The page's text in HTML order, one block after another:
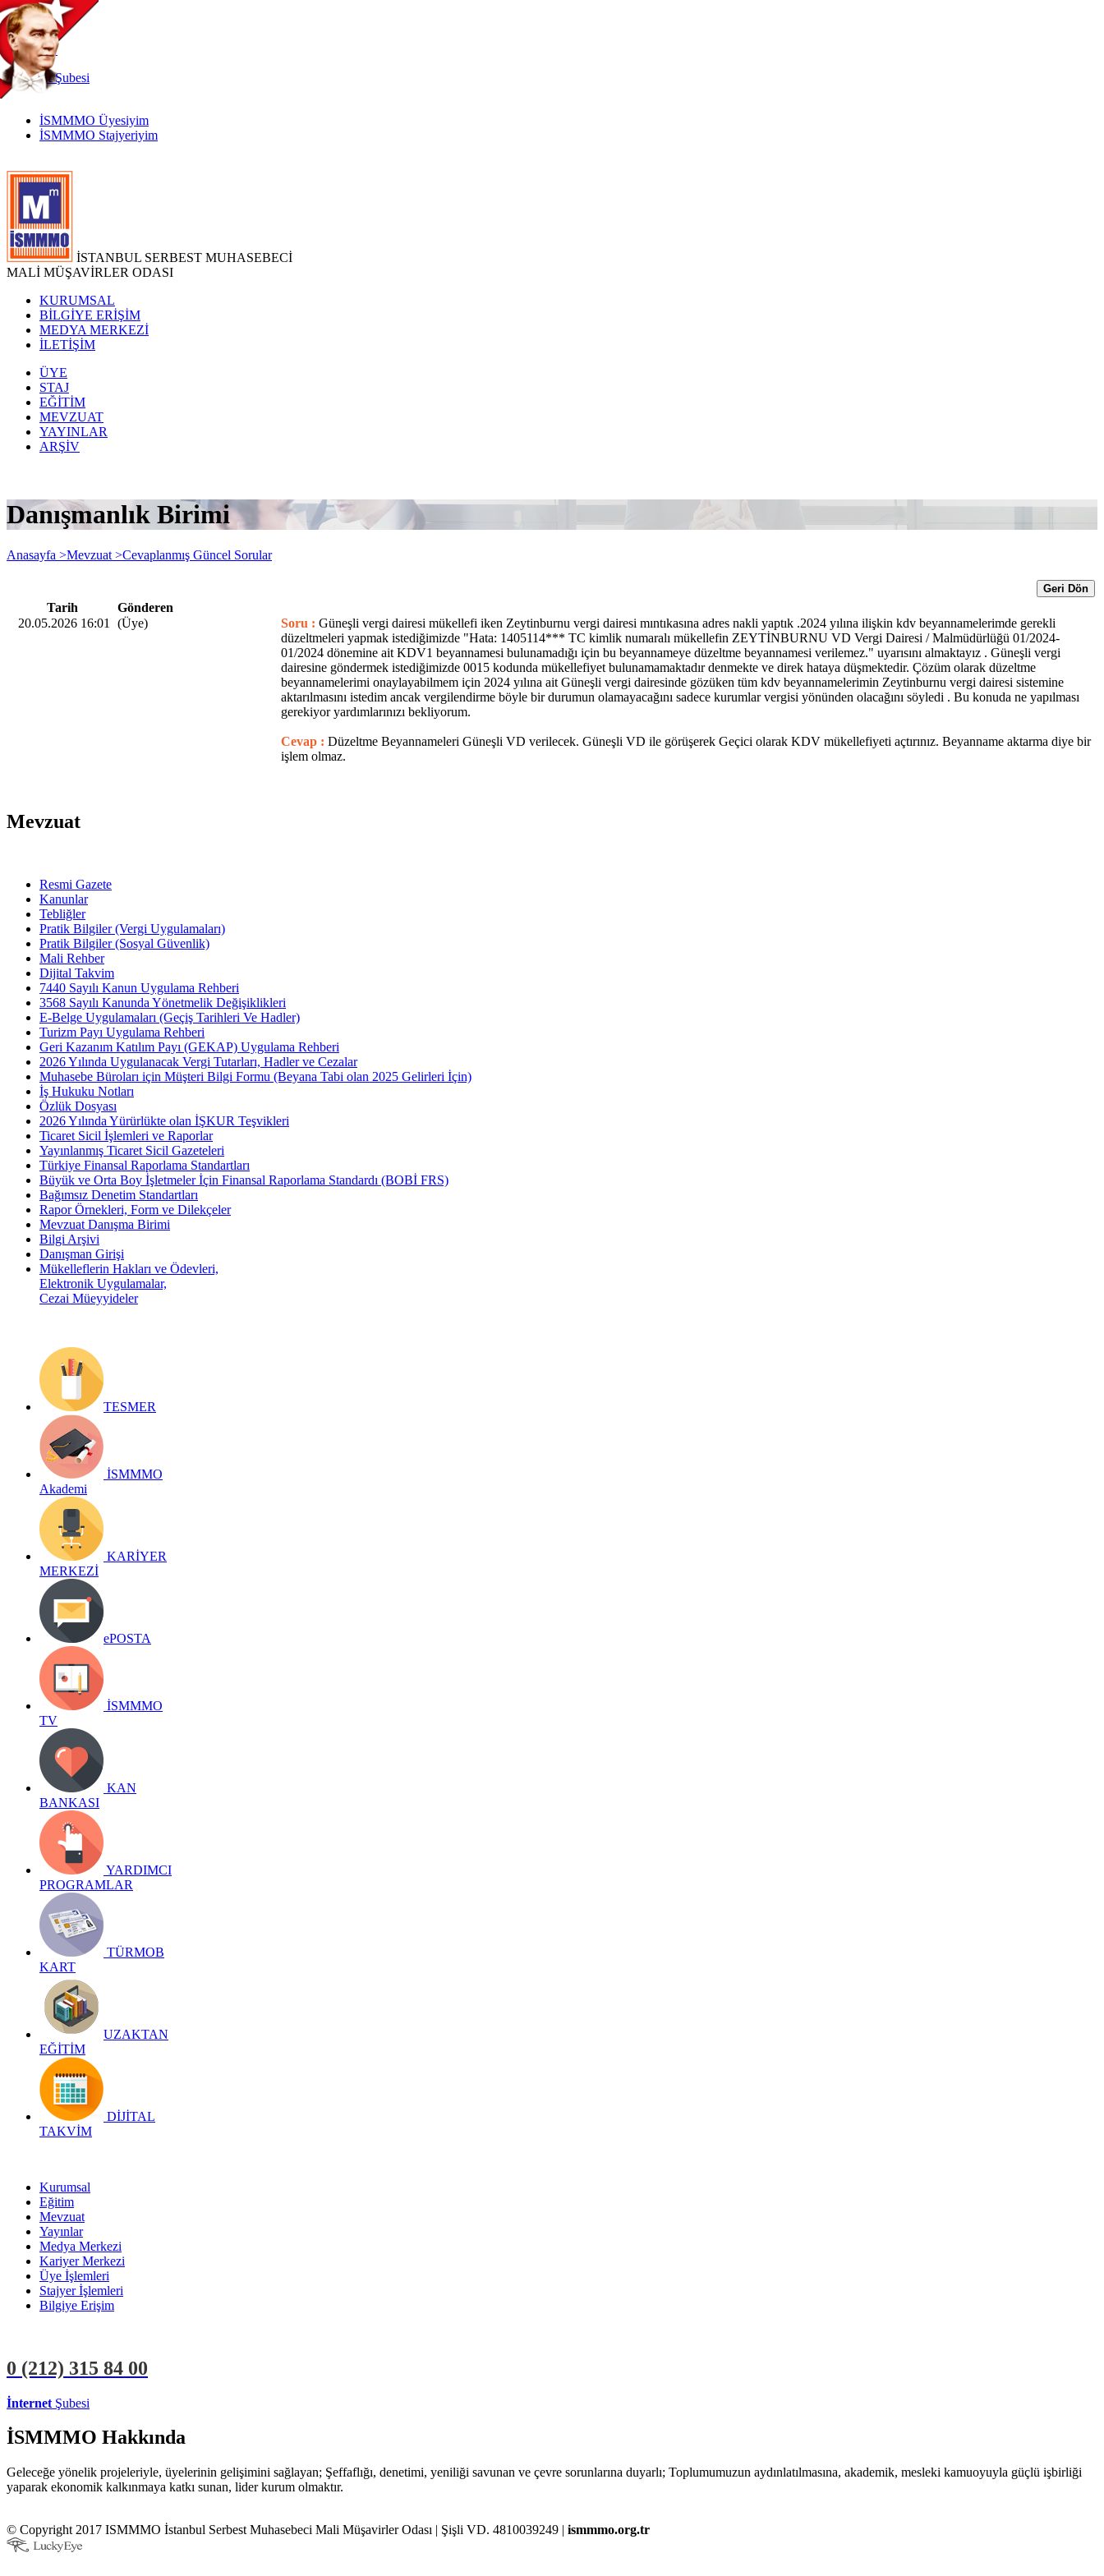
TR
|
EN
İnternetŞubesi
İSMMMO Üyesiyim
İSMMMO Stajyeriyim
İSTANBUL SERBEST MUHASEBECİ
MALİ MÜŞAVİRLER ODASI
KURUMSAL
BİLGİYE ERİŞİM
MEDYA MERKEZİ
İLETİŞİM
ÜYE
STAJ
EĞİTİM
MEVZUAT
YAYINLAR
ARŞİV
Danışmanlık Birimi
Anasayfa >Mevzuat >Cevaplanmış Güncel Sorular
Geri Dön
Tarih
Gönderen
20.05.2026 16:01
(Üye) Soru : Güneşli vergi dairesi mükellefi iken Zeytinburnu vergi dairesi mıntıkasına adres nakli yaptık .2024 yılına ilişkin kdv beyannamelerimde gerekli
düzeltmeleri yapmak istediğimizde "Hata: 1405114*** TC kimlik numaralı mükellefin ZEYTİNBURNU VD Vergi Dairesi / Malmüdürlüğü 01/2024-
01/2024 dönemine ait KDV1 beyannamesi bulunamadığı için bu beyannameye düzeltme beyannamesi verilemez." uyarısını almaktayız . Güneşli vergi
dairesine göndermek istediğimizde 0015 kodunda mükellefiyet bulunamamaktadır denmekte ve direk hataya düşmektedir. Çözüm olarak düzeltme
beyannamelerimi onaylayabilmem için 2024 yılına ait Güneşli vergi dairesinde gözüken tüm kdv beyannamelerimin Zeytinburnu vergi dairesi sistemine
aktarılmasını istedim ancak vergilendirme böyle bir durumun olamayacağını sadece kurumlar vergisi yönünden olacağını söyledi . Bu konuda ne yapılması
gerekiyor yardımlarınızı bekliyorum.
Cevap : Düzeltme Beyannameleri Güneşli VD verilecek. Güneşli VD ile görüşerek Geçici olarak KDV mükellefiyeti açtırınız. Beyanname aktarma diye bir
işlem olmaz.
Mevzuat
Resmi Gazete
Kanunlar
Tebliğler
Pratik Bilgiler (Vergi Uygulamaları)
Pratik Bilgiler (Sosyal Güvenlik)
Mali Rehber
Dijital Takvim
7440 Sayılı Kanun Uygulama Rehberi
3568 Sayılı Kanunda Yönetmelik Değişiklikleri
E-Belge Uygulamaları (Geçiş Tarihleri Ve Hadler)
Turizm Payı Uygulama Rehberi
Geri Kazanım Katılım Payı (GEKAP) Uygulama Rehberi
2026 Yılında Uygulanacak Vergi Tutarları, Hadler ve Cezalar
Muhasebe Büroları için Müşteri Bilgi Formu (Beyana Tabi olan 2025 Gelirleri İçin)
İş Hukuku Notları
Özlük Dosyası
2026 Yılında Yürürlükte olan İŞKUR Teşvikleri
Ticaret Sicil İşlemleri ve Raporlar
Yayınlanmış Ticaret Sicil Gazeteleri
Türkiye Finansal Raporlama Standartları
Büyük ve Orta Boy İşletmeler İçin Finansal Raporlama Standardı (BOBİ FRS)
Bağımsız Denetim Standartları
Rapor Örnekleri, Form ve Dilekçeler
Mevzuat Danışma Birimi
Bilgi Arşivi
Danışman Girişi
Mükelleflerin Hakları ve Ödevleri,
Elektronik Uygulamalar,
Cezai Müeyyideler
TESMER
İSMMMO
Akademi
KARİYER
MERKEZİ
ePOSTA
İSMMMO
TV
KAN
BANKASI
YARDIMCI
PROGRAMLAR
TÜRMOB
KART
UZAKTAN
EĞİTİM
DİJİTAL
TAKVİM
Kurumsal
Eğitim
Mevzuat
Yayınlar
Medya Merkezi
Kariyer Merkezi
Üye İşlemleri
Stajyer İşlemleri
Bilgiye Erişim
0 (212) 315 84 00
İnternet Şubesi
İSMMMO Hakkında
Geleceğe yönelik projeleriyle, üyelerinin gelişimini sağlayan; Şeffaflığı, denetimi, yeniliği savunan ve çevre sorunlarına duyarlı; Toplumumuzun aydınlatılmasına, akademik, mesleki kamuoyuyla güçlü işbirliği
yaparak ekonomik kalkınmaya katkı sunan, lider kurum olmaktır.
© Copyright 2017 ISMMMO İstanbul Serbest Muhasebeci Mali Müşavirler Odası | Şişli VD. 4810039249 | ismmmo.org.tr